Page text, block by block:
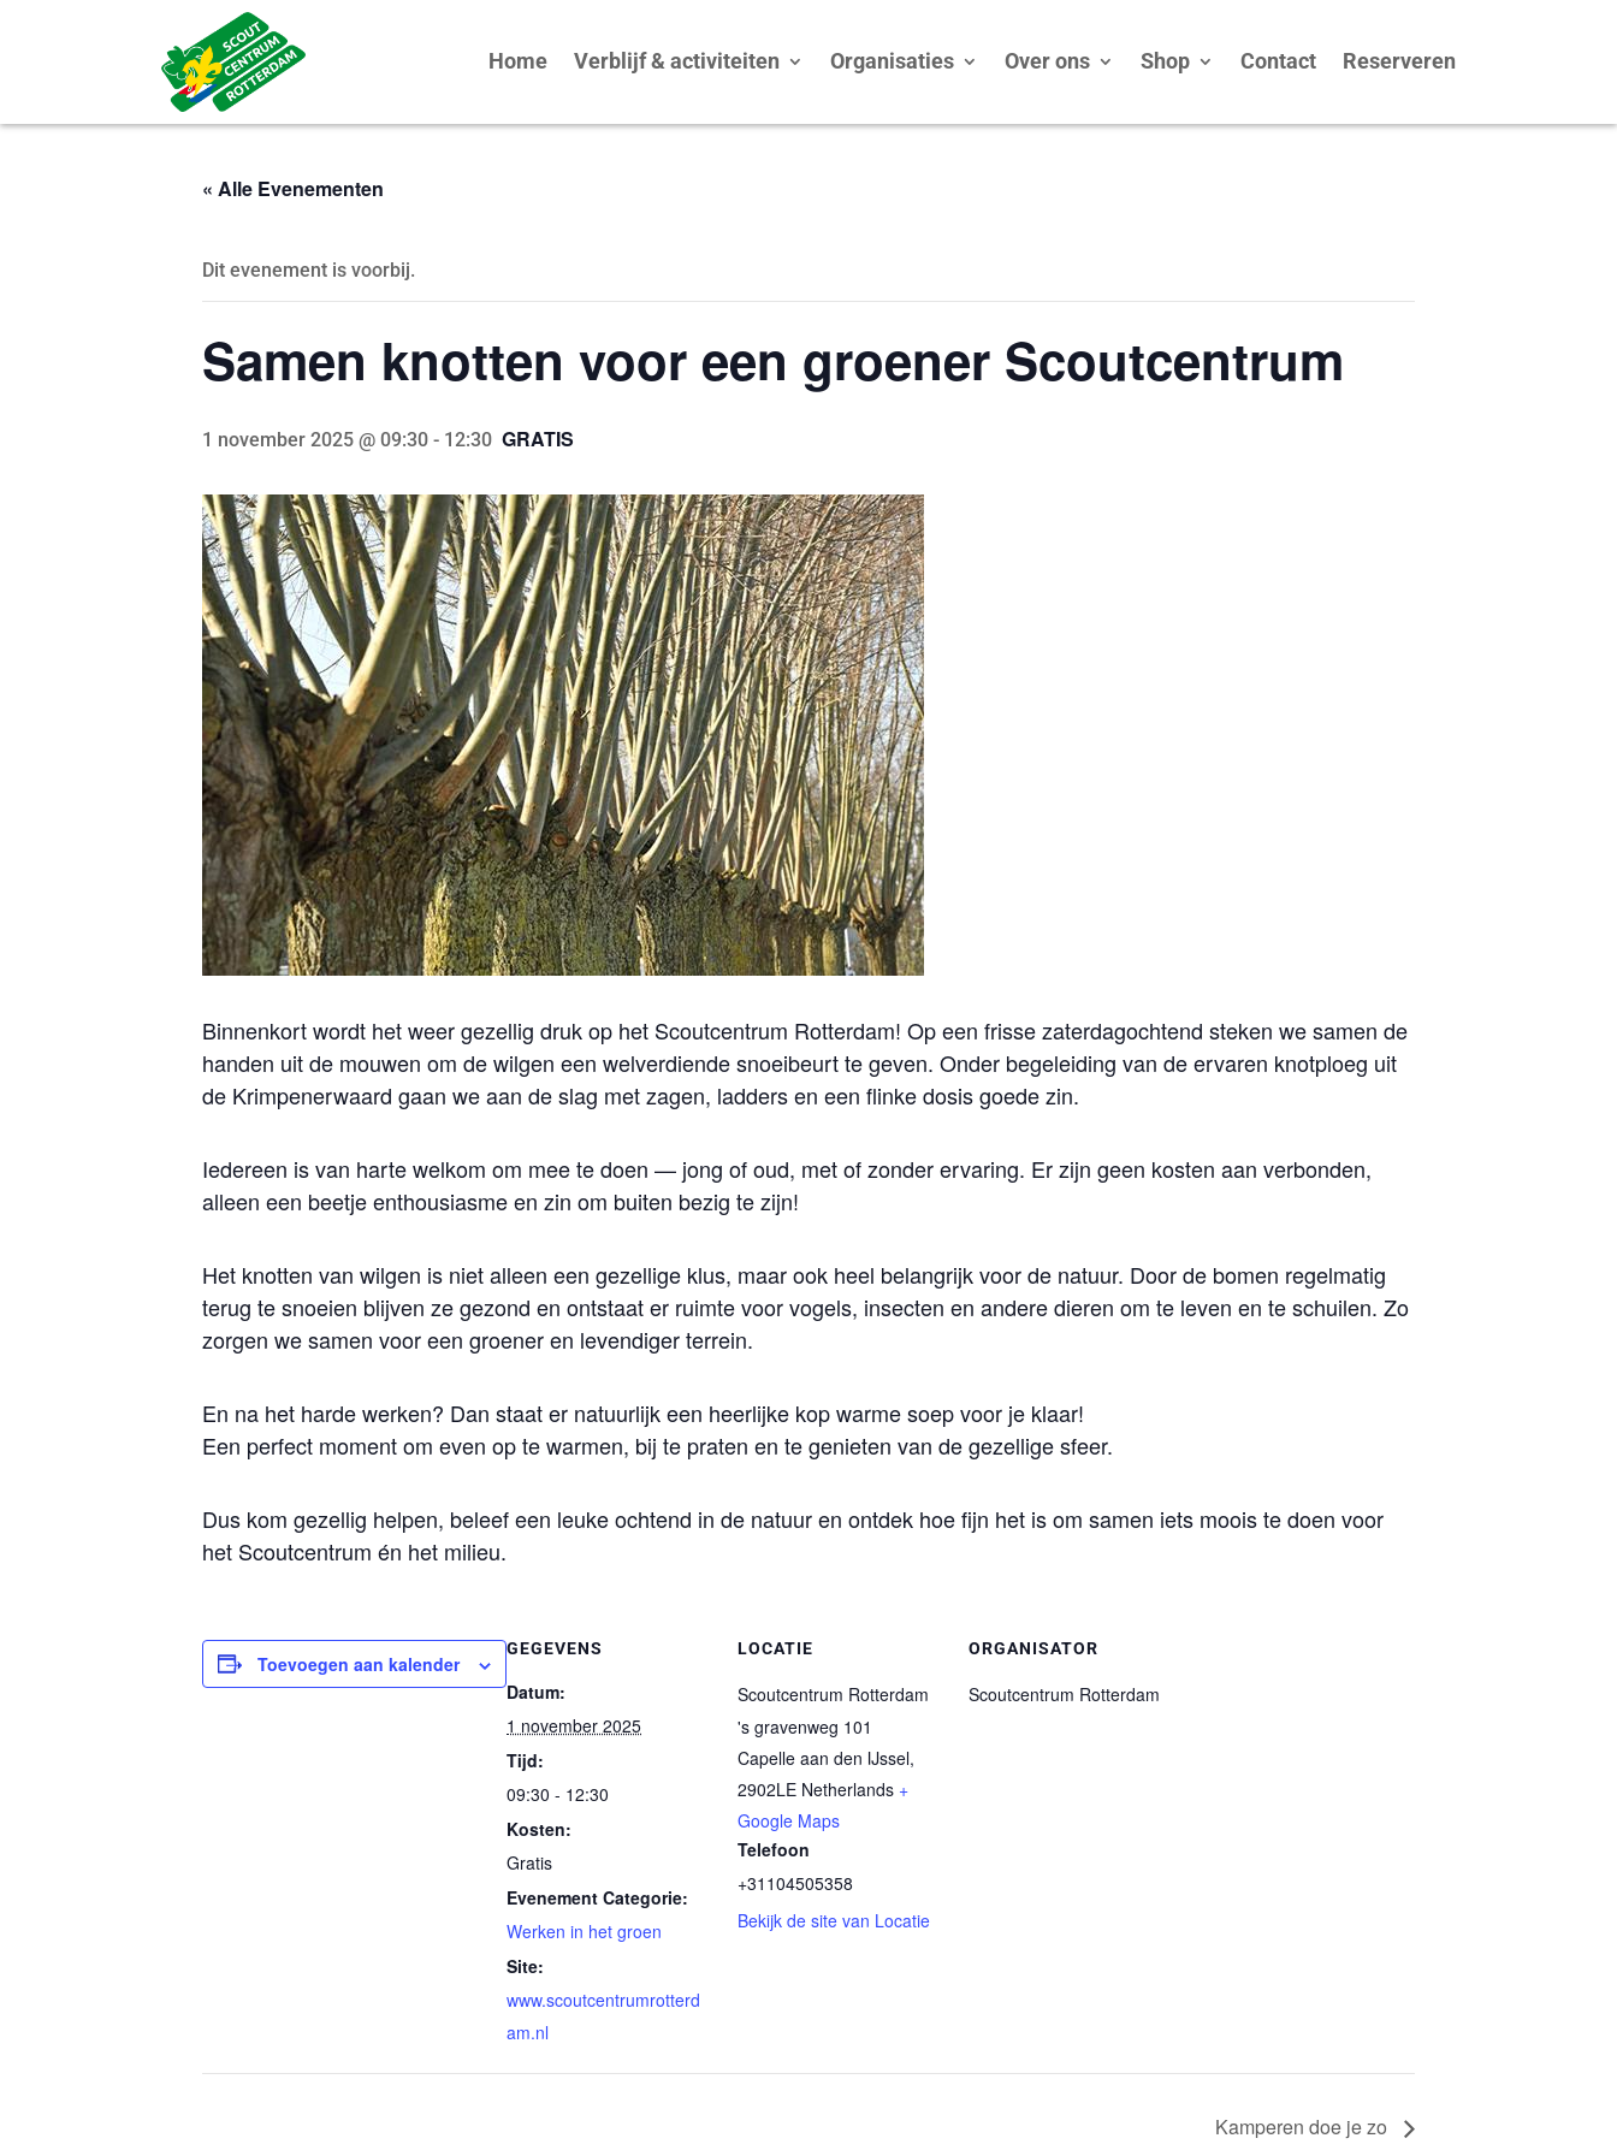
Home Verblijf & activiteiten Organisaties Over ons Shop Contact Reserveren
« Alle Evenementen
Dit evenement is voorbij.
Samen knotten voor een groener Scoutcentrum
1 november 2025 @ 09:30 - 12:30 GRATIS
Binnenkort wordt het weer gezellig druk op het Scoutcentrum Rotterdam! Op een frisse zaterdagochtend steken we samen de
handen uit de mouwen om de wilgen een welverdiende snoeibeurt te geven. Onder begeleiding van de ervaren knotploeg uit
de Krimpenerwaard gaan we aan de slag met zagen, ladders en een flinke dosis goede zin.
Iedereen is van harte welkom om mee te doen — jong of oud, met of zonder ervaring. Er zijn geen kosten aan verbonden,
alleen een beetje enthousiasme en zin om buiten bezig te zijn!
Het knotten van wilgen is niet alleen een gezellige klus, maar ook heel belangrijk voor de natuur. Door de bomen regelmatig
terug te snoeien blijven ze gezond en ontstaat er ruimte voor vogels, insecten en andere dieren om te leven en te schuilen. Zo
zorgen we samen voor een groener en levendiger terrein.
En na het harde werken? Dan staat er natuurlijk een heerlijke kop warme soep voor je klaar!
Een perfect moment om even op te warmen, bij te praten en te genieten van de gezellige sfeer.
Dus kom gezellig helpen, beleef een leuke ochtend in de natuur en ontdek hoe fijn het is om samen iets moois te doen voor
het Scoutcentrum én het milieu.
Toevoegen aan kalender
GEGEVENS
Datum:
1 november 2025
Tijd:
09:30 - 12:30
Kosten:
Gratis
Evenement Categorie:
Werken in het groen
Site:
www.scoutcentrumrotterd
am.nl
LOCATIE
Scoutcentrum Rotterdam
's gravenweg 101
Capelle aan den IJssel,
2902LE Netherlands +
Google Maps
Telefoon
+31104505358
Bekijk de site van Locatie
ORGANISATOR
Scoutcentrum Rotterdam
Kamperen doe je zo